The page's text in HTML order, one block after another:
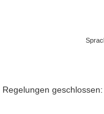
geschlossen: